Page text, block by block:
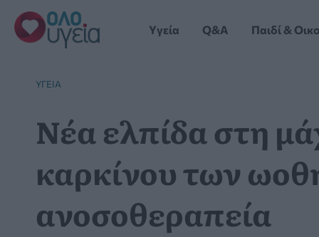
Μετάβαση
στο
περιεχόμενο
Yγεία Q&A Παιδί &
YΓΕΊΑ
Νέα ελπίδα στη
καρκίνου των
ανοσοθεραπεία